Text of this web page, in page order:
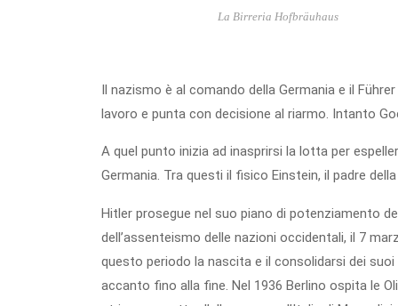
La Birreria Hofbräuhaus
Il nazismo è al comando della Germania e il
lavoro e punta con decisione al riarmo. Intanto
A quel punto inizia ad inasprirsi la lotta per
Germania. Tra questi il fisico Einstein, il padre
Hitler prosegue nel suo piano di potenziamento
dell’assenteismo delle nazioni occidentali, il 7
questo periodo la nascita e il consolidarsi dei
accanto fino alla fine. Nel 1936 Berlino ospita le